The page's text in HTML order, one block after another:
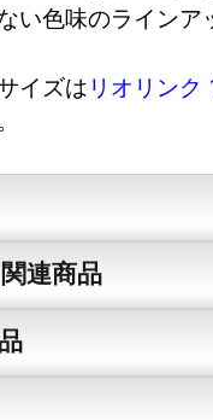
い色味のラインア
イズは リオリンク
連商品